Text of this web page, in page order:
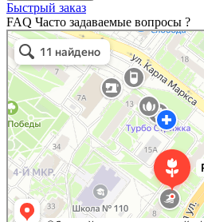
Быстрый заказ
FAQ Часто задаваемые вопросы ?
Pro. Цветы
Магазин цветов в Нижнем Новгороде
Доставка цветов и букетов в Нижнем Новгороде